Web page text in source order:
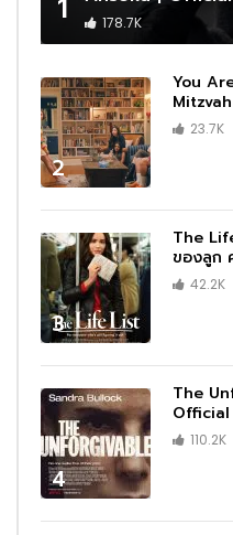
178.7K
2
You
23.7K
3
The
ของลูก
42.2K
4
The
110.2K